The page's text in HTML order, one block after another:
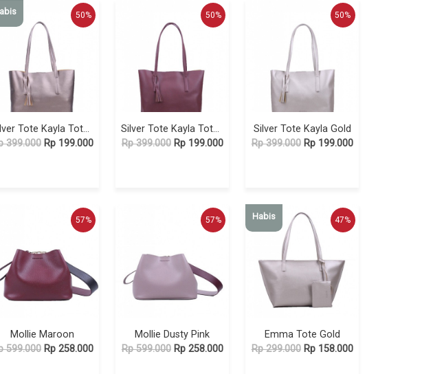
50%
Silver Tote Kayla Tote Rose Gold
399.000Rp 199.000
50%
Silver Tote Kayla Tote Maroon
Rp 399.000Rp 199.000
50%
Silver Tote Kayla Gold
Rp 399.000Rp 199.000
57%
Mollie Maroon
599.000Rp 258.000
57%
Mollie Dusty Pink
Rp 599.000Rp 258.000
47%
Habis
Emma Tote Gold
Rp 299.000Rp 158.000